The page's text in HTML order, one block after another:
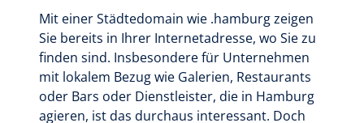
Mit einer Städtedomain wie .hamburg zeigen
Sie bereits in Ihrer Internetadresse, wo Sie zu
finden sind. Insbesondere für Unternehmen
mit lokalem Bezug wie Galerien, Restaurants
oder Bars oder Dienstleister, die in Hamburg
agieren, ist das durchaus interessant. Doch